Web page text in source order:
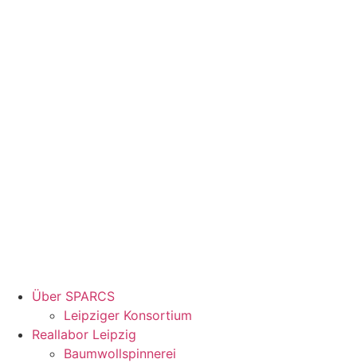
Über SPARCS
Leipziger Konsortium
Reallabor Leipzig
Baumwollspinnerei